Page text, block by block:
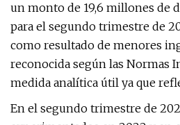
un monto de 19,6 millones de
para el segundo trimestre de
como resultado de menores
reconocida según las Normas
medida analítica útil ya que
En el segundo trimestre de